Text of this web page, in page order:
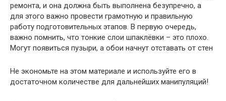
ремонта, и она должна быть выполнена безупречно, а
для этого важно провести грамотную и правильную
работу подготовительных этапов. В первую очередь,
важно помнить, что тонкие слои шпаклёвки – это плохо.
Могут появиться пузыри, а обои начнут отставать от стен
Не экономьте на этом материале и используйте его в
достаточном количестве для дальнейших манипуляций!